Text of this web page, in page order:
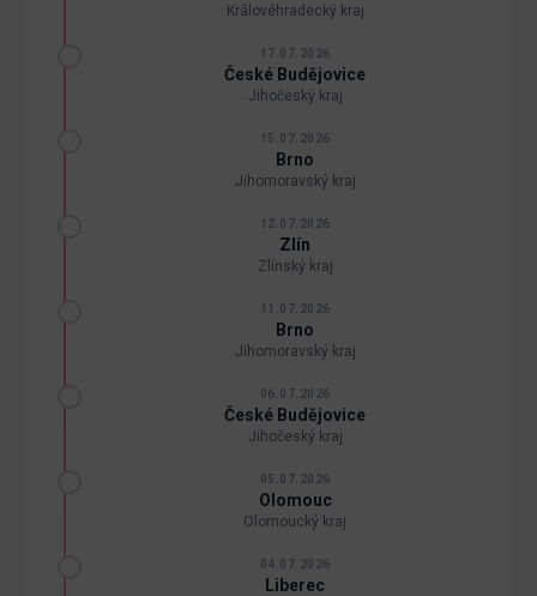
Královéhradecký kraj
17.07.2026
České Budějovice
Jihočeský kraj
15.07.2026
Brno
Jihomoravský kraj
12.07.2026
Zlín
Zlínský kraj
11.07.2026
Brno
Jihomoravský kraj
06.07.2026
České Budějovice
Jihočeský kraj
05.07.2026
Olomouc
Olomoucký kraj
04.07.2026
Liberec